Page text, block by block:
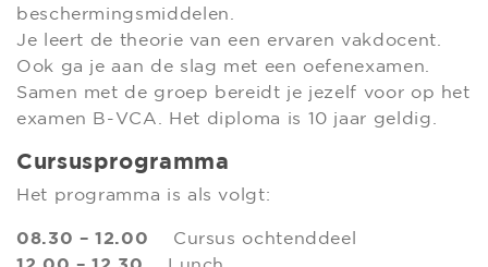
beschermingsmiddelen.
Je leert de theorie van een ervaren vakdocent.
Ook ga je aan de slag met een oefenexamen.
Samen met de groep bereidt je jezelf voor op het
examen B-VCA. Het diploma is 10 jaar geldig.
Cursusprogramma
Het programma is als volgt:
08.30 – 12.00 Cursus ochtenddeel